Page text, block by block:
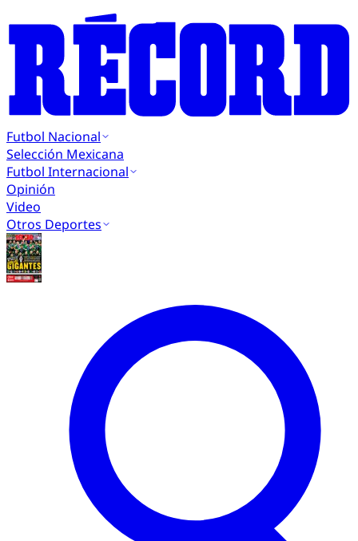
Futbol Nacional
Selección Mexicana
Futbol Internacional
Opinión
Video
Otros Deportes